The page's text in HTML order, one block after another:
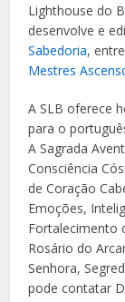
Lighthouse do
desenvolve e
Sabedoria,
Mestres
A SLB oferece
para o
A Sagrada
Consciência
de Coração
Emoções,
Fortalecimento
Rosário do
Senhora,
pode contatar